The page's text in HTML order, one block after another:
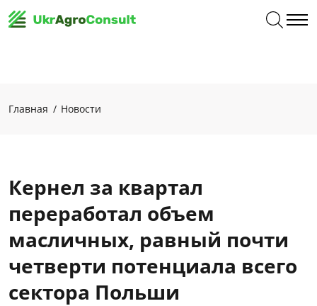
Главная Новости
Кернел за квартал
переработал объем
масличных, равный почти
четверти потенциала всего
сектора Польши